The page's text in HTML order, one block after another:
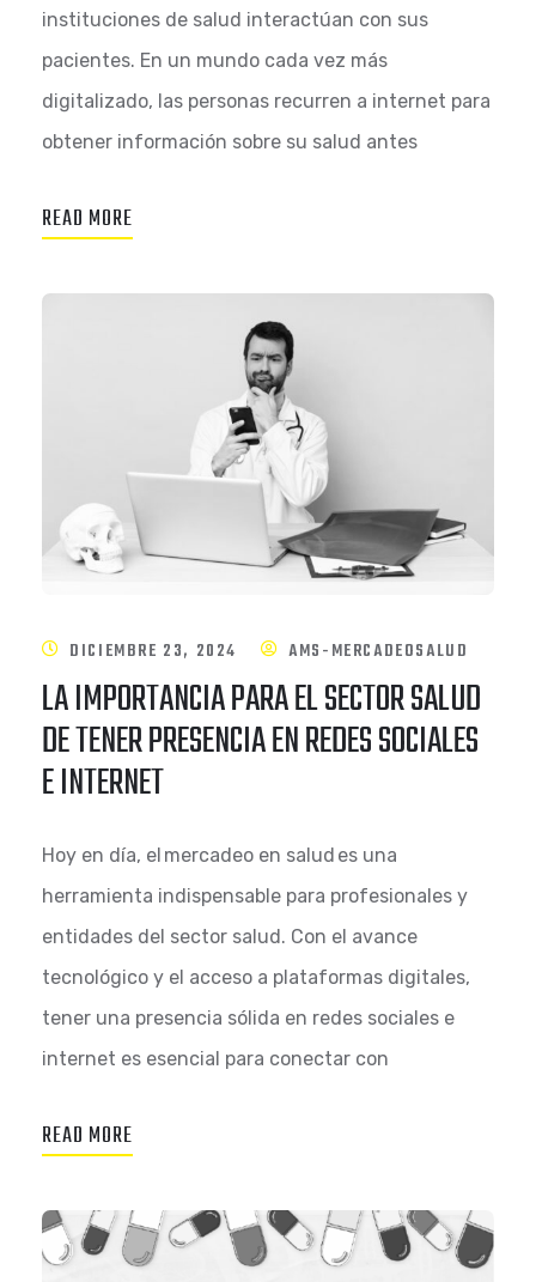
instituciones de salud interactúan con sus
pacientes. En un mundo cada vez más
digitalizado, las personas recurren a internet para
obtener información sobre su salud antes
READ MORE
DICIEMBRE 23, 2024 AMS-MERCADEOSALUD
LA IMPORTANCIA PARA EL SECTOR SALUD
DE TENER PRESENCIA EN REDES SOCIALES
E INTERNET
Hoy en día, el mercadeo en salud es una
herramienta indispensable para profesionales y
entidades del sector salud. Con el avance
tecnológico y el acceso a plataformas digitales,
tener una presencia sólida en redes sociales e
internet es esencial para conectar con
READ MORE